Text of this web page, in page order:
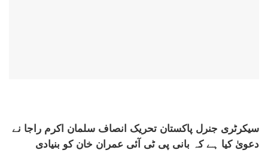
سیکرٹری جنرل پاکستان تحریک انصاف سلمان اکرم راجا نے
دعویٰ کیا ہے کہ بانی پی ٹی آئی عمران خان کو بنیادی